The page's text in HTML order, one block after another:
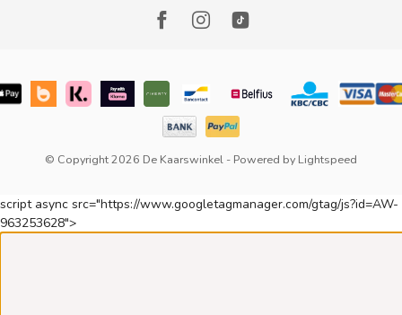
© Copyright 2026 De Kaarswinkel - Powered by Lightspeed
script async src="https://www.googletagmanager.com/gtag/js?id=AW-
963253628">